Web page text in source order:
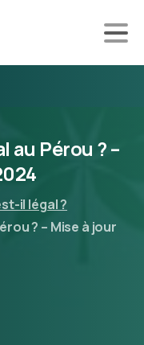
au Pérou ?–
il légal ?
? – Mise à jour